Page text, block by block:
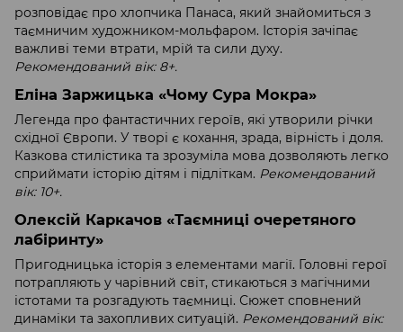
розповідає про хлопчика Панаса, який знайомиться з
таємничим художником-мольфаром. Історія зачіпає
важливі теми втрати, мрій та сили духу.
Рекомендований вік: 8+.
Еліна Заржицька «Чому Сура Мокра»
Легенда про фантастичних героїв, які утворили річки
східної Європи. У творі є кохання, зрада, вірність і доля.
Казкова стилістика та зрозуміла мова дозволяють легко
сприймати історію дітям і підліткам. Рекомендований
вік: 10+.
Олексій Каркачов «Таємниці очеретяного
лабіринту»
Пригодницька історія з елементами магії. Головні герої
потрапляють у чарівний світ, стикаються з магічними
істотами та розгадують таємниці. Сюжет сповнений
динаміки та захопливих ситуацій. Рекомендований вік: